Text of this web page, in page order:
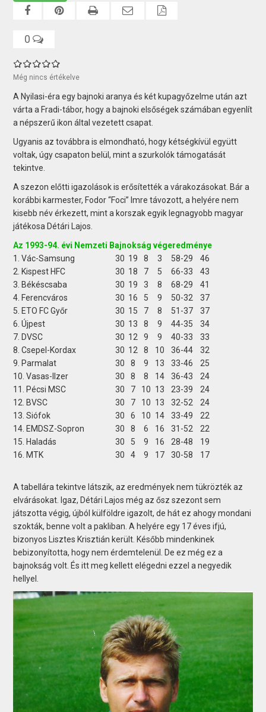
0
Még nincs értékelve
A Nyilasi-éra egy bajnoki aranya és két kupagyőzelme után azt
várta a Fradi-tábor, hogy a bajnoki elsőségek számában egyenlít
a népszerű ikon által vezetett csapat.
Ugyanis az továbbra is elmondható, hogy kétségkívül együtt
voltak, úgy csapaton belül, mint a szurkolók támogatását
tekintve.
A szezon előtti igazolások is erősítették a várakozásokat. Bár a
korábbi karmester, Fodor “Foci” Imre távozott, a helyére nem
kisebb név érkezett, mint a korszak egyik legnagyobb magyar
játékosa Détári Lajos.
Az 1993-94. évi Nemzeti Bajnokság végeredménye
1. Vác-Samsung
30 19 8 3 58-29
46
2. Kispest HFC
30 18 7 5 66-33
43
3. Békéscsaba
30 19 3 8 68-29
41
4. Ferencváros
30 16 5 9 50-32
37
5. ETO FC Győr
30 15 7 8 51-37
37
6. Újpest
30 13 8 9 44-35
34
7. DVSC
30 12 9 9 40-33
33
8. Csepel-Kordax
30 12 8 10 36-44
32
9. Parmalat
30 8 9 13 33-46
25
10. Vasas-Ilzer
30 8 8 14 36-43
24
11. Pécsi MSC
30 7 10 13 23-39
24
12. BVSC
30 7 10 13 32-52
24
13. Siófok
30 6 10 14 33-49
22
14. EMDSZ-Sopron
30 8 6 16 31-52
22
15. Haladás
30 5 9 16 28-48
19
16. MTK
30 4 9 17 30-58 17
A tabellára tekintve látszik, az eredmények nem tükrözték az
elvárásokat. Igaz, Détári Lajos még az ősz szezont sem
játszotta végig, újból külföldre igazolt, de hát ez ahogy mondani
szokták, benne volt a pakliban. A helyére egy 17 éves ifjú,
bizonyos Lisztes Krisztián került. Később mindenkinek
bebizonyította, hogy nem érdemtelenül. De ez még ez a
bajnokság volt. És itt meg kellett elégedni ezzel a negyedik
hellyel.